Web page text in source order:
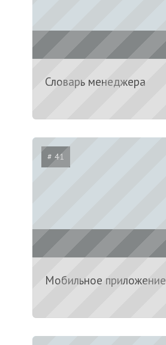
Словарь менеджера
# 41
Мобильное приложение